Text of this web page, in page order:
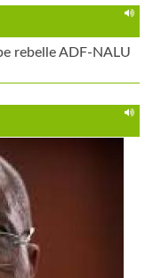
rebelle ADF-NALU